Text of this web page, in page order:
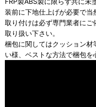
装前に下地仕上げが必要で当
取り付けは必ず専門業者に
取り扱い下さい。
梱包に関してはクッション
い様、ベストな方法で梱包を